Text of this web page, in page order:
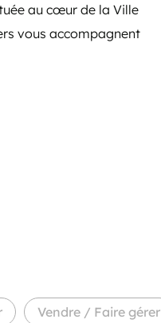
au cœur de la Ville
vous accompagnent
Vendre / Faire gérer